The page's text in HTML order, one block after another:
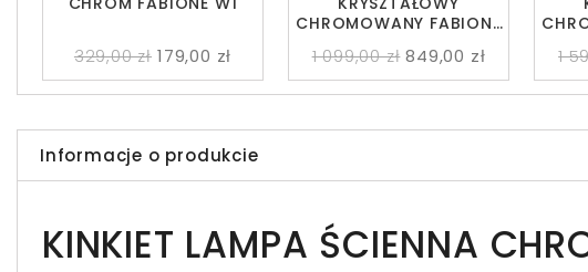
329,00 zł 179,00 zł
CHROMOWANY FABIONE
1 099,00 zł 849,00 zł 1
Informacje o produkcie
KINKIET LAMPA ŚCIENNA